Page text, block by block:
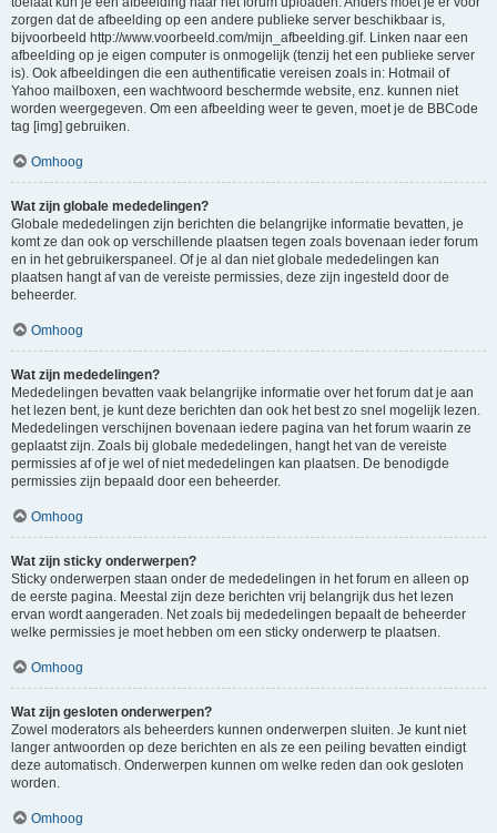
zorgen dat de afbeelding op een andere publieke server beschikbaar is,
bijvoorbeeld http://www.voorbeeld.com/mijn_afbeelding.gif. Linken naar een
afbeelding op je eigen computer is onmogelijk (tenzij het een publieke server
is). Ook afbeeldingen die een authentificatie vereisen zoals in: Hotmail of
Yahoo mailboxen, een wachtwoord beschermde website, enz. kunnen niet
worden weergegeven. Om een afbeelding weer te geven, moet je de BBCode
tag [img] gebruiken.
Omhoog
Wat zijn globale mededelingen?
Globale mededelingen zijn berichten die belangrijke informatie bevatten, je
komt ze dan ook op verschillende plaatsen tegen zoals bovenaan ieder forum
en in het gebruikerspaneel. Of je al dan niet globale mededelingen kan
plaatsen hangt af van de vereiste permissies, deze zijn ingesteld door de
beheerder.
Omhoog
Wat zijn mededelingen?
Mededelingen bevatten vaak belangrijke informatie over het forum dat je aan
het lezen bent, je kunt deze berichten dan ook het best zo snel mogelijk lezen.
Mededelingen verschijnen bovenaan iedere pagina van het forum waarin ze
geplaatst zijn. Zoals bij globale mededelingen, hangt het van de vereiste
permissies af of je wel of niet mededelingen kan plaatsen. De benodigde
permissies zijn bepaald door een beheerder.
Omhoog
Wat zijn sticky onderwerpen?
Sticky onderwerpen staan onder de mededelingen in het forum en alleen op
de eerste pagina. Meestal zijn deze berichten vrij belangrijk dus het lezen
ervan wordt aangeraden. Net zoals bij mededelingen bepaalt de beheerder
welke permissies je moet hebben om een sticky onderwerp te plaatsen.
Omhoog
Wat zijn gesloten onderwerpen?
Zowel moderators als beheerders kunnen onderwerpen sluiten. Je kunt niet
langer antwoorden op deze berichten en als ze een peiling bevatten eindigt
deze automatisch. Onderwerpen kunnen om welke reden dan ook gesloten
worden.
Omhoog